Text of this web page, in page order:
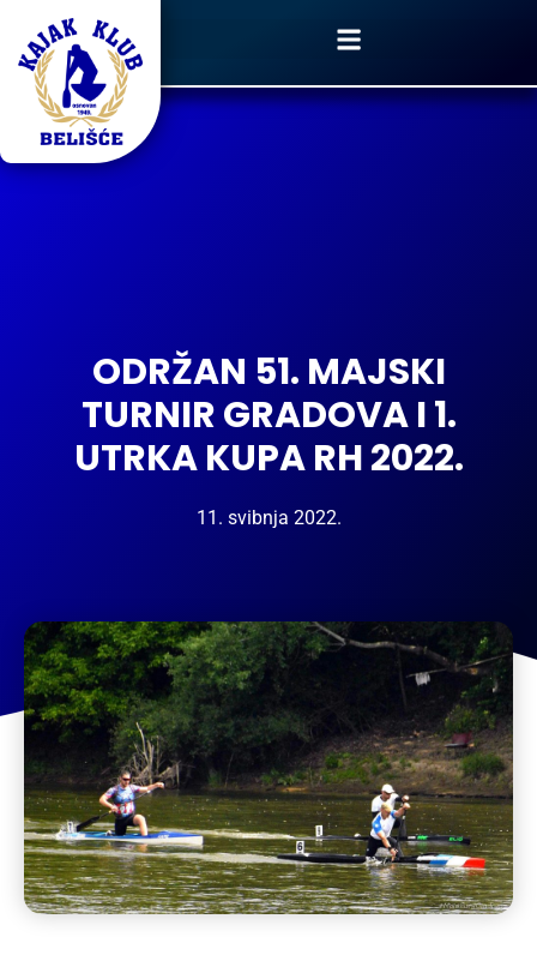
ODRŽAN 51. MAJSKI
TURNIR GRADOVA I 1.
UTRKA KUPA RH 2022.
11. svibnja 2022.